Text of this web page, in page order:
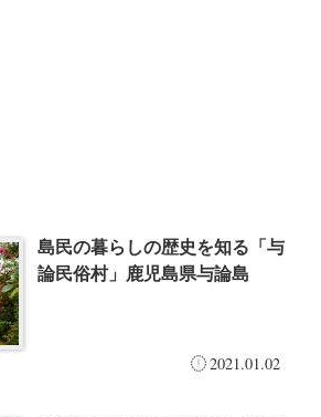
島民の暮らしの歴史を知る「与
論民俗村」鹿児島県与論島
2021.01.02